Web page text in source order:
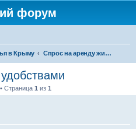
форум
в Крыму Спрос на аренду жилья в Крыму
Страница 1 из 1